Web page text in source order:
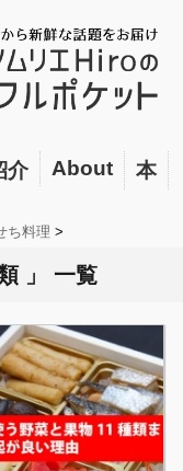
介 About 本
ち料理 >
」 一覧